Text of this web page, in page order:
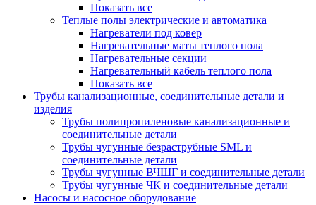
Показать все
Теплые полы электрические и автоматика
Нагреватели под ковер
Нагревательные маты теплого пола
Нагревательные секции
Нагревательный кабель теплого пола
Показать все
Трубы канализационные, соединительные детали и
изделия
Трубы полипропиленовые канализационные и
соединительные детали
Трубы чугунные безраструбные SML и
соединительные детали
Трубы чугунные ВЧШГ и соединительные детали
Трубы чугунные ЧК и соединительные детали
Насосы и насосное оборудование